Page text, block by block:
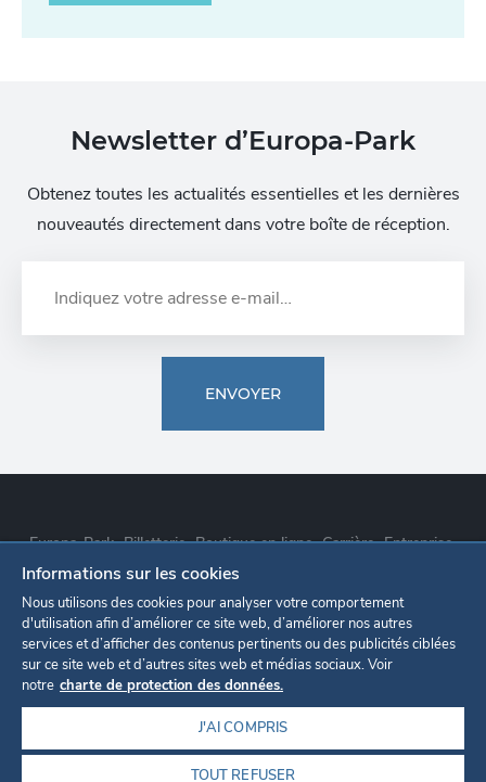
Newsletter d’Europa-Park
Obtenez toutes les actualités essentielles et les dernières
nouveautés directement dans votre boîte de réception.
ENVOYER
Europa-Park Billetterie Boutique en ligne Carrière Entreprise
Déclaration de confidentialité Paramètres des cookies
Mentions légales
Informations sur les cookies
Nous utilisons des cookies pour analyser votre comportement
d'utilisation afin d’améliorer ce site web, d’améliorer nos autres
services et d’afficher des contenus pertinents ou des publicités ciblées
sur ce site web et d’autres sites web et médias sociaux. Voir
notre charte de protection des données.
J'AI COMPRIS
TOUT REFUSER